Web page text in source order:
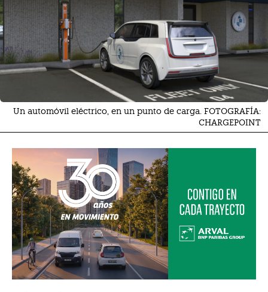
Un automóvil eléctrico, en un punto de carga. FOTOGRAFÍA:
CHARGEPOINT